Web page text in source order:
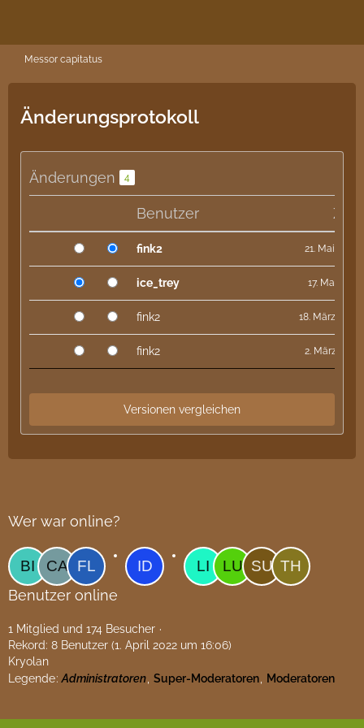
Messor capitatus
Änderungsprotokoll
Änderungen 4
Benutzer
fink2 21. Mai 2021
ice_trey 17. Mai 2021
fink2 18. März 2021
fink2 2. März 2021
Wer war online?
Benutzer online
1 Mitglied und 174 Besucher
Rekord: 8 Benutzer (1. April 2022 um 16:06)
Kryolan
Legende Administratoren Super-Moderatoren Moderatoren